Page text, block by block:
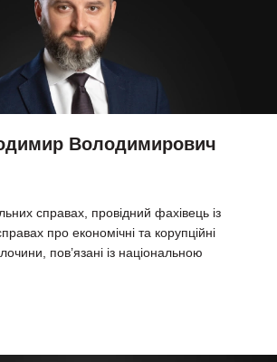
Володимирович
справах, провідний фахівець із
про економічні та корупційні
пов’язані із національною